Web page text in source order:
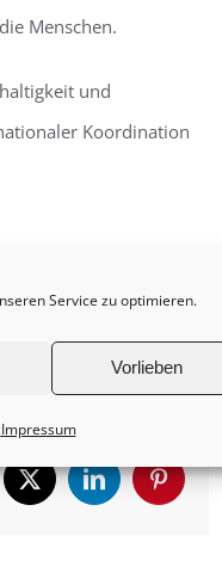
Service zu optimieren.
Vorlieben
Impressum
Menschen.
und
Koordination
PETS:
Ein
für
X LinkedInPinterest